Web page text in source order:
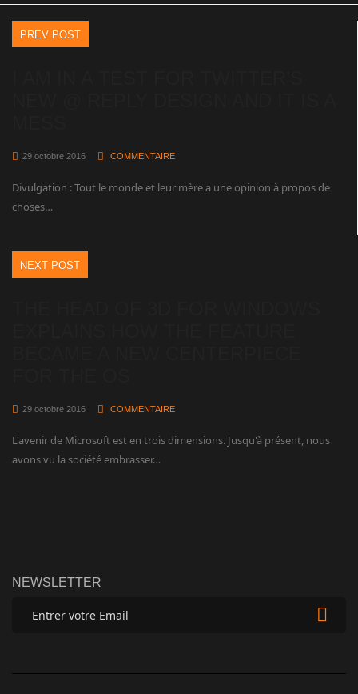
PREV POST
29 octobre 2016 COMMENTAIRE
Divulgation : Tout le monde et leur mère a une opinion à propos de
choses…
NEXT POST
29 octobre 2016 COMMENTAIRE
L'avenir de Microsoft est en trois dimensions. Jusqu'à présent, nous
avons vu la société embrasser…
NEWSLETTER